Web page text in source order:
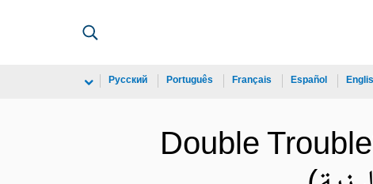
Español
Français
Português
Русский
Double